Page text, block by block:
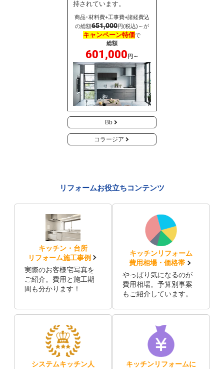
持されています。
商品･材料費+工事費+諸経費込
の総額651,000円(税込)～が
キャンペーン特価で
総額
601,000 円～
Bb
コラージア
リフォームお役立ちコンテンツ
キッチン・台所
リフォーム施工事例
実際のお客様宅写真を
ご紹介。費用と施工期
間も分かります！
キッチンリフォーム
費用相場・価格帯
やっぱり気になるのが
費用相場。予算別事案
もご紹介しています。
システムキッチン人
キッチンリフォームに